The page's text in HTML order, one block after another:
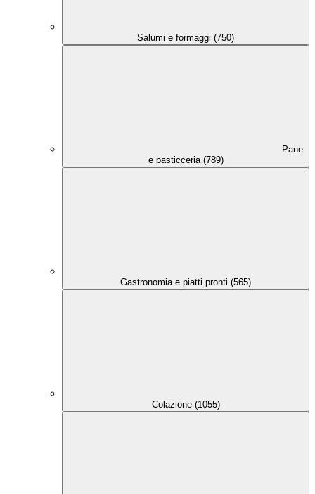
Salumi e formaggi (750)
Pane
e pasticceria (789)
Gastronomia e piatti pronti (565)
Colazione (1055)